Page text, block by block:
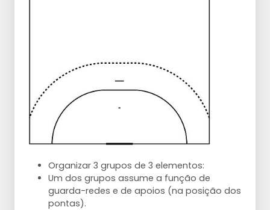
Organizar 3 grupos de 3 elementos:
Um dos grupos assume a função de
guarda-redes e de apoios (na posição dos
pontas).